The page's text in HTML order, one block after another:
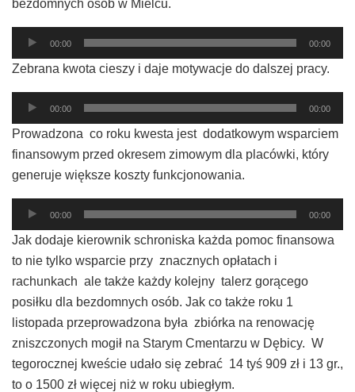
bezdomnych osób w Mielcu.
Odtwarzacz
plików
dźwiękowych
00:00 00:00
Zebrana kwota cieszy i daje motywacje do dalszej pracy.
Odtwarzacz
plików
dźwiękowych
00:00 00:00
Prowadzona co roku kwesta jest dodatkowym wsparciem
finansowym przed okresem zimowym dla placówki, który
generuje większe koszty funkcjonowania.
Odtwarzacz
plików
dźwiękowych
00:00 00:00
Jak dodaje kierownik schroniska każda pomoc finansowa
to nie tylko wsparcie przy znacznych opłatach i
rachunkach ale także każdy kolejny talerz gorącego
posiłku dla bezdomnych osób. Jak co także roku 1
listopada przeprowadzona była zbiórka na renowację
zniszczonych mogił na Starym Cmentarzu w Dębicy. W
tegorocznej kweście udało się zebrać 14 tyś 909 zł i 13 gr.,
to o 1500 zł więcej niż w roku ubiegłym.